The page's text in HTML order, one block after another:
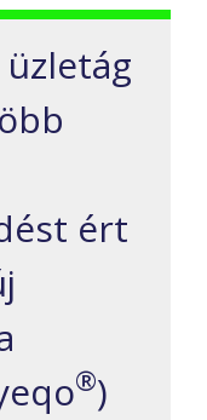
ért
®)